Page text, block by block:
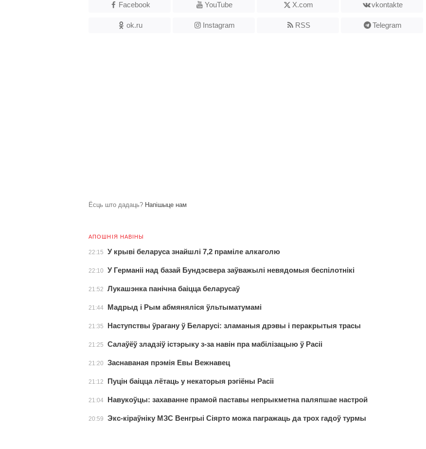
Facebook YouTube X.com vkontakte
ok.ru Instagram RSS Telegram
Ёсць што дадаць? Напішыце нам
АПОШНІЯ НАВІНЫ
22:15 У крыві беларуса знайшлі 7,2 праміле алкаголю
22:10 У Германіі над базай Бундэсвера заўважылі невядомыя беспілотнікі
21:52 Лукашэнка панічна баіцца беларусаў
21:44 Мадрыд і Рым абмяняліся ўльтыматумамі
21:35 Наступствы ўрагану ў Беларусі: зламаныя дрэвы і перакрытыя трасы
21:25 Салаўёў зладзіў істэрыку з-за навін пра мабілізацыю ў Расіі
21:20 Заснаваная прэмія Евы Вежнавец
21:12 Пуцін баіцца лётаць у некаторыя рэгіёны Расіі
21:04 Навукоўцы: захаванне прамой паставы непрыкметна паляпшае настрой
20:59 Экс-кіраўніку МЗС Венгрыі Сіярто можа пагражаць да трох гадоў турмы